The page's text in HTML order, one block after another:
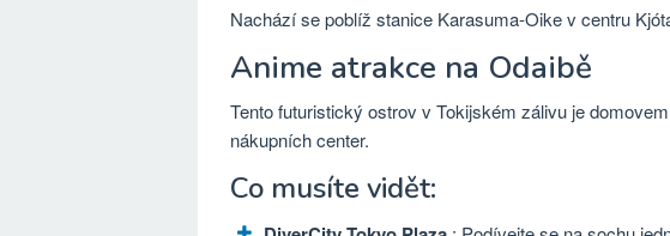
Nachází se poblíž stanice Karasuma-Oike v centru
Anime atrakce na Odaibě
Tento futuristický ostrov v Tokijském zálivu je
nákupních center.
Co musíte vidět: